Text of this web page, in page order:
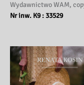
Wydawnictwo WAM,
Nr inw. K9 : 33529